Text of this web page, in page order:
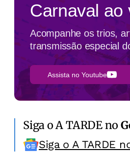
Carnaval
Acompanhe os trios,
transmissão especial
Assista no Youtube
Siga o A TARDE no
Siga o A TARDE